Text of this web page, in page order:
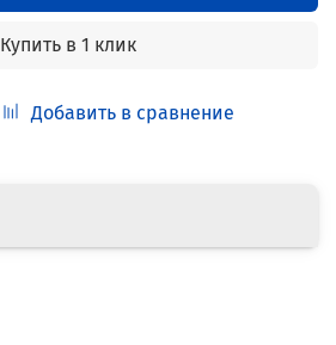
Добавить в сравнение
Купить в 1 клик